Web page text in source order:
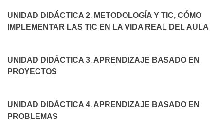
UNIDAD DIDÁCTICA 2. METODOLOGÍA Y TIC, CÓMO
IMPLEMENTAR LAS TIC EN LA VIDA REAL DEL AULA
UNIDAD DIDÁCTICA 3. APRENDIZAJE BASADO EN
PROYECTOS
UNIDAD DIDÁCTICA 4. APRENDIZAJE BASADO EN
PROBLEMAS